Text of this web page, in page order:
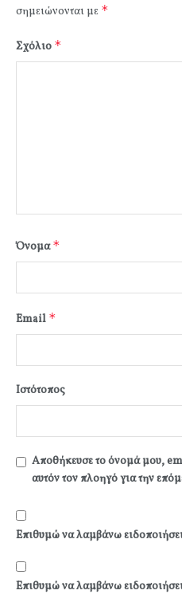
σημειώνονται με *
Σχόλιο *
Όνομα*
Email *
Ιστότοπος
Αποθήκευσε το όνομά μου,
αυτόν τον πλοηγό για την
Επιθυμώ να λαμβάνω
Επιθυμώ να λαμβάνω